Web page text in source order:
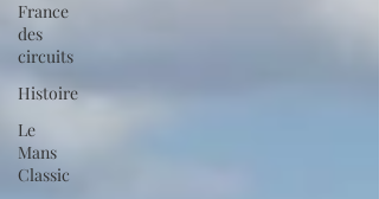
France
des
circuits
Histoire
Le
Mans
Classic